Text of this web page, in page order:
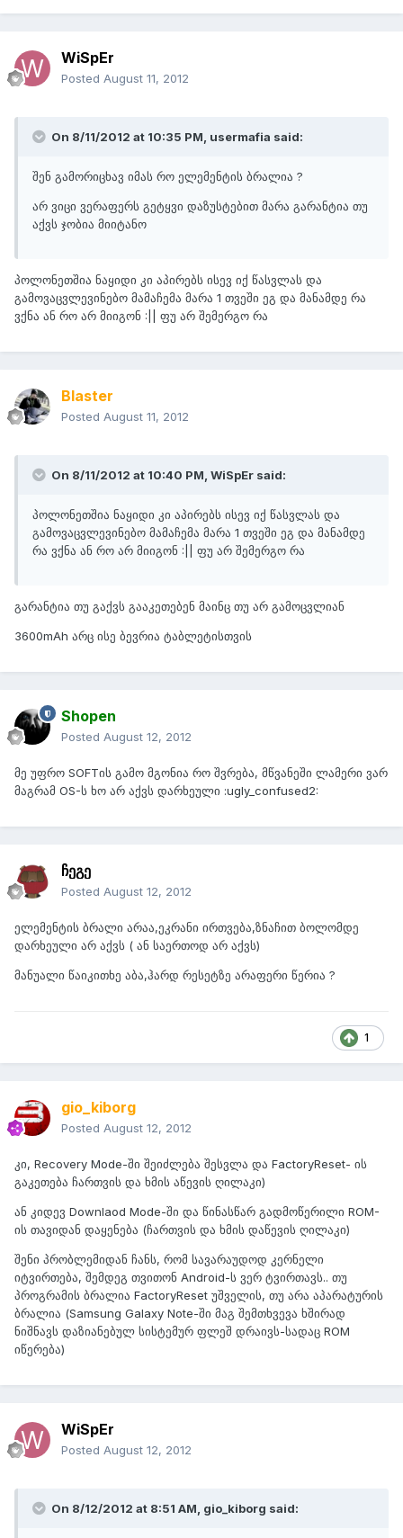
WiSpEr
Posted August 11, 2012
On 8/11/2012 at 10:35 PM, usermafia said:
შენ გამორიცხავ იმას რო ელემენტის ბრალია ?
არ ვიცი ვერაფერს გეტყვი დაზუსტებით მარა გარანტია თუ
აქვს ჯობია მიიტანო
პოლონეთშია ნაყიდი კი აპირებს ისევ იქ წასვლას და
გამოვაცვლევინებო მამაჩემა მარა 1 თვეში ეგ და მანამდე რა
ვქნა ან რო არ მიიგონ :|| ფუ არ შემერგო რა
Blaster
Posted August 11, 2012
On 8/11/2012 at 10:40 PM, WiSpEr said:
პოლონეთშია ნაყიდი კი აპირებს ისევ იქ წასვლას და
გამოვაცვლევინებო მამაჩემა მარა 1 თვეში ეგ და მანამდე
რა ვქნა ან რო არ მიიგონ :|| ფუ არ შემერგო რა
გარანტია თუ გაქვს გააკეთებენ მაინც თუ არ გამოცვლიან
3600mAh არც ისე ბევრია ტაბლეტისთვის
Shopen
Posted August 12, 2012
მე უფრო SOFTის გამო მგონია რო შვრება, მწვანეში ლამერი ვარ
მაგრამ OS-ს ხო არ აქვს დარხეული :ugly_confused2:
ჩეგე
Posted August 12, 2012
ელემენტის ბრალი არაა,ეკრანი ირთვება,ზნაჩით ბოლომდე
დარხეული არ აქვს ( ან საერთოდ არ აქვს)
მანუალი წაიკითხე აბა,ჰარდ რესეტზე არაფერი წერია ?
1
gio_kiborg
Posted August 12, 2012
კი, Recovery Mode-ში შეიძლება შესვლა და FactoryReset- ის
გაკეთება ჩართვის და ხმის აწევის ღილაკი)
ან კიდევ Downlaod Mode-ში და წინასწარ გადმოწერილი ROM-
ის თავიდან დაყენება (ჩართვის და ხმის დაწევის ღილაკი)
შენი პრობლემიდან ჩანს, რომ სავარაუდოდ კერნელი
იტვირთება, შემდეგ თვითონ Android-ს ვერ ტვირთავს.. თუ
პროგრამის ბრალია FactoryReset უშველის, თუ არა აპარატურის
ბრალია (Samsung Galaxy Note-ში მაგ შემთხვევა ხშირად
ნიშნავს დაზიანებულ სისტემურ ფლეშ დრაივს-სადაც ROM
იწერება)
WiSpEr
Posted August 12, 2012
On 8/12/2012 at 8:51 AM, gio_kiborg said: